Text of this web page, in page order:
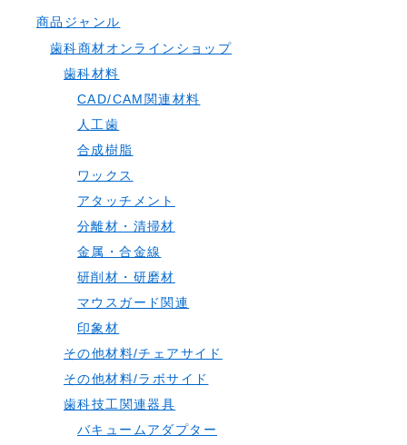
商品ジャンル
歯科商材オンラインショップ
歯科材料
CAD/CAM関連材料
人工歯
合成樹脂
ワックス
アタッチメント
分離材・清掃材
金属・合金線
研削材・研磨材
マウスガード関連
印象材
その他材料/チェアサイド
その他材料/ラボサイド
歯科技工関連器具
バキュームアダプター